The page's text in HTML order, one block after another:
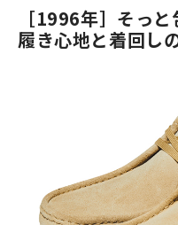
［1996年］そっ
履き心地と着回し